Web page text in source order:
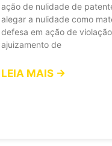
ação de nulidade de
alegar a nulidade como
defesa em ação de
ajuizamento de
LEIA MAIS →